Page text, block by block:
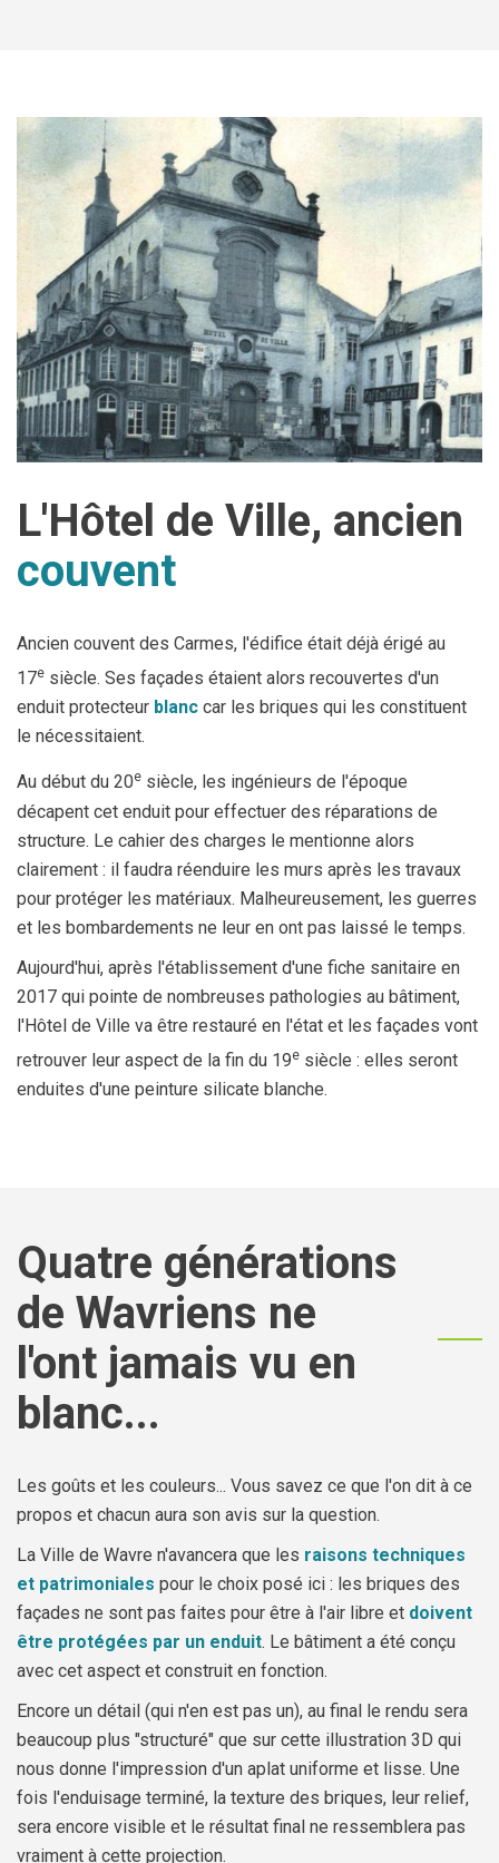
Chantiers en cours
L'Hôtel de Ville, ancien
couvent
Ancien couvent des Carmes, l'édifice était déjà érigé au
17e siècle. Ses façades étaient alors recouvertes d'un
enduit protecteur blanc car les briques qui les constituent
le nécessitaient.
Au début du 20e siècle, les ingénieurs de l'époque
décapent cet enduit pour effectuer des réparations de
structure. Le cahier des charges le mentionne alors
clairement : il faudra réenduire les murs après les travaux
pour protéger les matériaux. Malheureusement, les guerres
et les bombardements ne leur en ont pas laissé le temps.
Aujourd'hui, après l'établissement d'une fiche sanitaire en
2017 qui pointe de nombreuses pathologies au bâtiment,
l'Hôtel de Ville va être restauré en l'état et les façades vont
retrouver leur aspect de la fin du 19e siècle : elles seront
enduites d'une peinture silicate blanche.
Quatre générations
de Wavriens ne
l'ont jamais vu en
blanc...
Les goûts et les couleurs... Vous savez ce que l'on dit à ce
propos et chacun aura son avis sur la question.
La Ville de Wavre n'avancera que les raisons techniques
et patrimoniales pour le choix posé ici : les briques des
façades ne sont pas faites pour être à l'air libre et doivent
être protégées par un enduit. Le bâtiment a été conçu
avec cet aspect et construit en fonction.
Encore un détail (qui n'en est pas un), au final le rendu sera
beaucoup plus "structuré" que sur cette illustration 3D qui
nous donne l'impression d'un aplat uniforme et lisse. Une
fois l'enduisage terminé, la texture des briques, leur relief,
sera encore visible et le résultat final ne ressemblera pas
vraiment à cette projection.